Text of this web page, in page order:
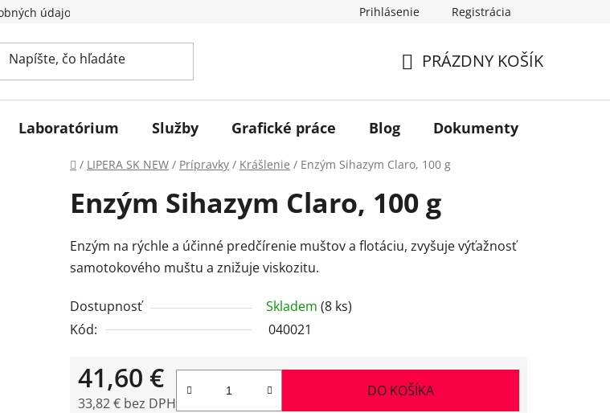
údajov Prihlásenie Registrácia
KOŠÍK
PRÁZDNY KOŠÍK
Laboratórium Služby Grafické práce Blog Dokumenty
Domov
/ LIPERA SK NEW / Prípravky / Krášlenie / Enzým Sihazym Claro, 100 g
Enzým Sihazym Claro, 100 g
Enzým na rýchle a účinné predčírenie muštov a flotáciu, zvyšuje výťažnosť
samotokového muštu a znižuje viskozitu.
Dostupnosť Skladem (8 ks)
Kód:
040021
41,60 €
33,82 € bez DPH
DO KOŠÍKA